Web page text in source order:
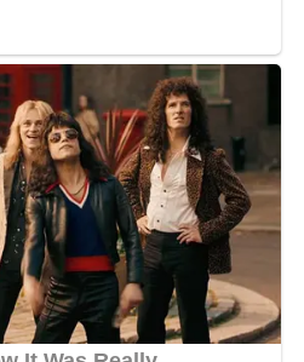
posée sur le coffre d’une
complexité d’un couple sous
autres et amour fidèle.
château, porté par Chily
lieux : un lotissement
VHS volontairement
parisienne. Sasha Picard,
la réalisation, injecte une
notamment dans les scènes
Un vrai parti pris visuel qui